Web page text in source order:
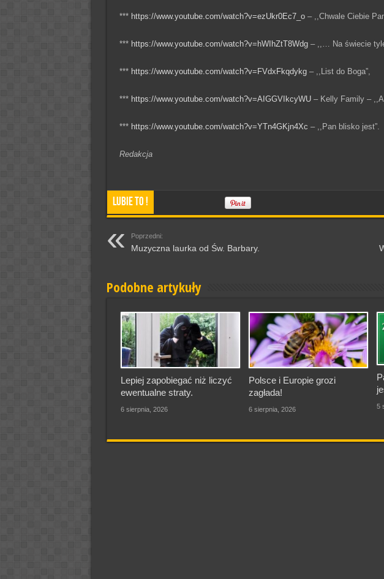
*** https://www.youtube.com/watch?v=ezUkr0Ec7_o– ,,Chwale Ciebie
*** https://www.youtube.com/watch?v=hWIhZtT8Wdg– ,,… Na świecie
*** https://www.youtube.com/watch?v=FVdxFkqdykg– ,,List do Boga”,
*** https://www.youtube.com/watch?v=AIGGVIkcyWU– Kelly Family –
*** https://www.youtube.com/watch?v=YTn4GKjn4Xc – ,,Pan blisko jest”.
Redakcja
Lubie To !
Poprzedni:
Muzyczna laurka od Św. Barbary.
Podobne artykuły
Lepiej zapobiegać niż liczyć
ewentualne straty.
6 sierpnia, 2026
Polsce i Europie grozi
zagłada!
6 sierpnia, 2026 5